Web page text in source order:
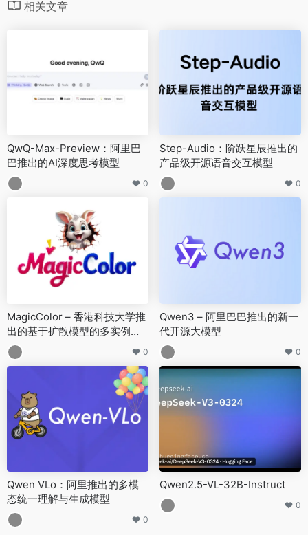
相关文章
QwQ-Max-Preview：阿里巴
巴推出的AI深度思考模型
0
Step-Audio：阶跃星辰推出的
产品级开源语音交互模型
0
MagicColor – 香港科技大学推
出的基于扩散模型的多实例草
图自动上色框架
0
Qwen3 – 阿里巴巴推出的新一
代开源大模型
0
Qwen VLo：阿里推出的多模
态统一理解与生成模型
0
Qwen2.5-VL-32B-Instruct
0